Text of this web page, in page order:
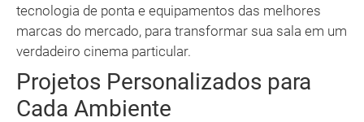
tecnologia de ponta e equipamentos das melhores
marcas do mercado, para transformar sua sala em um
verdadeiro cinema particular.
Projetos Personalizados para
Cada Ambiente